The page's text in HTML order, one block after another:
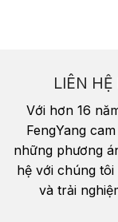
LIÊN
Với hơn 16
FengYang
những phương
hệ với chúng
và trải